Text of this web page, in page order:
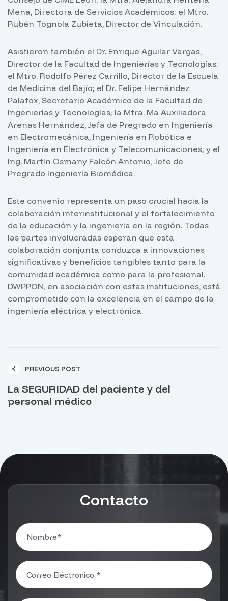
Mena, Directora de Servicios Académicos; el Mtro.
Rubén Tognola Zubieta, Director de Vinculación.
Asistieron también el Dr. Enrique Aguilar Vargas,
Director de la Facultad de Ingenierías y Tecnologías;
el Mtro. Rodolfo Pérez Carrillo, Director de la Escuela
de Medicina del Bajío; el Dr. Felipe Hernández
Palafox, Secretario Académico de la Facultad de
Ingenierías y Tecnologías; la Mtra. Ma Auxiliadora
Arenas Hernández, Jefa de Pregrado en Ingeniería
en Electromecánica, Ingeniería en Robótica e
Ingeniería en Electrónica y Telecomunicaciones; y el
Ing. Martín Osmany Falcón Antonio, Jefe de
Pregrado Ingeniería Biomédica.
Este convenio representa un paso crucial hacia la
colaboración interinstitucional y el fortalecimiento
de la educación y la ingeniería en la región. Todas
las partes involucradas esperan que esta
colaboración conjunta conduzca a innovaciones
significativas y beneficios tangibles tanto para la
comunidad académica como para la profesional.
DWPPON, en asociación con estas instituciones, está
comprometido con la excelencia en el campo de la
ingeniería eléctrica y electrónica.
PREVIOUS POST
La SEGURIDAD del paciente y del
personal médico
Contacto